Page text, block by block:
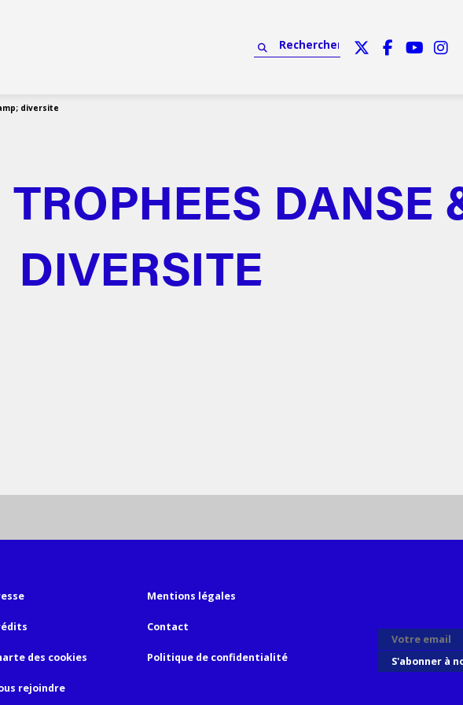
diversite
DANSE
DIVERSITE
Mentions légales
Contact
des cookies Politique de confidentialité
rejoindre